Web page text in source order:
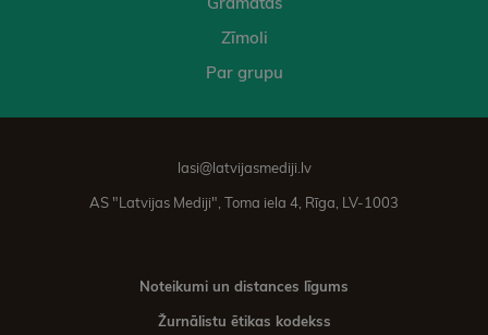
Zīmoli
Par grupu
lasi@latvijasmediji.lv
AS "Latvijas Mediji", Toma iela 4, Rīga, LV-1003
Noteikumi un distances līgums
Žurnālistu ētikas kodekss